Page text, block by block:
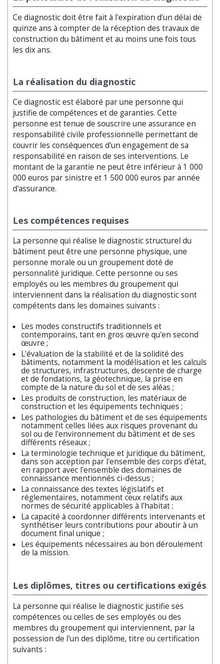
Ce diagnostic doit être fait à l'expiration d'un délai de
quinze ans à compter de la réception des travaux de
construction du bâtiment et au moins une fois tous
les dix ans.
La réalisation du diagnostic
Ce diagnostic est élaboré par une personne qui
justifie de compétences et de garanties. Cette
personne est tenue de souscrire une assurance en
responsabilité civile professionnelle permettant de
couvrir les conséquences d'un engagement de sa
responsabilité en raison de ses interventions. Le
montant de la garantie ne peut être inférieur à 1 000
000 euros par sinistre et 1 500 000 euros par année
d'assurance.
Les compétences requises
La personne qui réalise le diagnostic structurel du
bâtiment peut être une personne physique, une
personne morale ou un groupement doté de
personnalité juridique. Cette personne ou ses
employés ou les membres du groupement qui
interviennent dans la réalisation du diagnostic sont
compétents dans les domaines suivants :
Les modes constructifs traditionnels et
contemporains, tant en gros œuvre qu'en second
œuvre ;
L'évaluation de la stabilité et de la solidité des
bâtiments, notamment la modélisation et les calculs
de structures, infrastructures, descente de charge
et de fondations, la géotechnique, la prise en
compte de la nature du sol et de ses aléas ;
Les produits de construction, les matériaux de
construction et les équipements techniques ;
Les pathologies du bâtiment et de ses équipements
notamment celles liées aux risques provenant du
sol ou de l'environnement du bâtiment et de ses
différents réseaux ;
La terminologie technique et juridique du bâtiment,
dans son acception par l'ensemble des corps d'état,
en rapport avec l'ensemble des domaines de
connaissance mentionnés ci-dessus ;
La connaissance des textes législatifs et
réglementaires, notamment ceux relatifs aux
normes de sécurité applicables à l'habitat ;
La capacité à coordonner différents intervenants et
synthétiser leurs contributions pour aboutir à un
document final unique ;
Les équipements nécessaires au bon déroulement
de la mission.
Les diplômes, titres ou certifications exigés
La personne qui réalise le diagnostic justifie ses
compétences ou celles de ses employés ou des
membres du groupement qui interviennent, par la
possession de l'un des diplôme, titre ou certification
suivants :